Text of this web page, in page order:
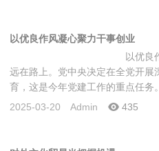
以优良作风凝心聚力干事创业
以优良作风凝心聚
远在路上。党中央决定在全党开展
育，这是今年党建工作的重点任务
2025-03-20
Admin 435